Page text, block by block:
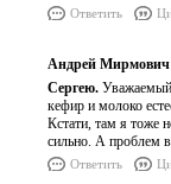
Ответить
Андрей Мирмович
Сергею. Уважаемый
кефир и молоко
Кстати, там я тоже
сильно. А проблем в
Ответить